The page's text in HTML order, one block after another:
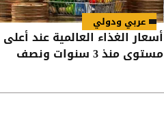
عربي ودولي
أسعار الغذاء العالمية عند أعلى
مستوى منذ 3 سنوات ونصف